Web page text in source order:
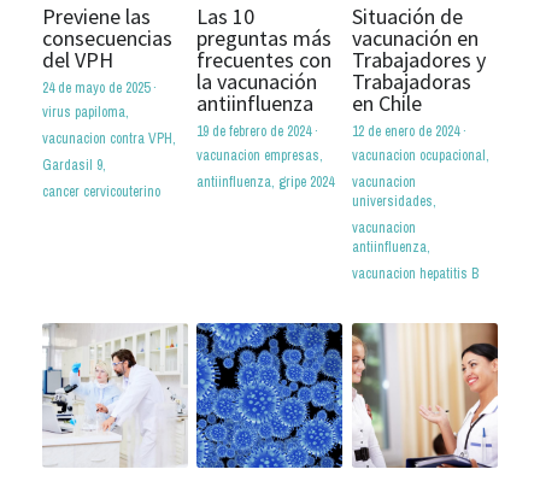
Previene las
consecuencias
del VPH
24 de mayo de 2025·
virus papiloma,
vacunacion contra VPH,
Gardasil 9,
cancer cervicouterino
Las 10
preguntas más
frecuentes con
la vacunación
antiinfluenza
19 de febrero de 2024·
vacunacion empresas,
antiinfluenza, gripe 2024
Situación de
vacunación en
Trabajadores y
Trabajadoras
en Chile
12 de enero de 2024·
vacunacion ocupacional,
vacunacion
universidades,
vacunacion
antiinfluenza,
vacunacion hepatitis B